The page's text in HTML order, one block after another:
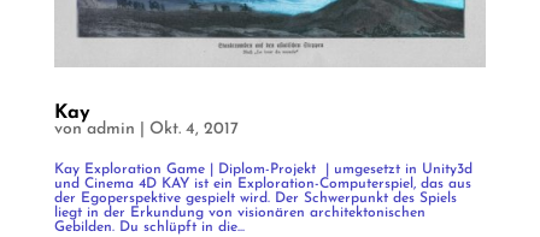
Kay
von admin Okt. 4, 2017
Kay Exploration Game | Diplom-Projekt | umgesetzt in Unity3d
und Cinema 4D KAY ist ein Exploration-Computerspiel, das aus
der Egoperspektive gespielt wird. Der Schwerpunkt des Spiels
liegt in der Erkundung von visionären architektonischen
Gebilden. Du schlüpft in die...